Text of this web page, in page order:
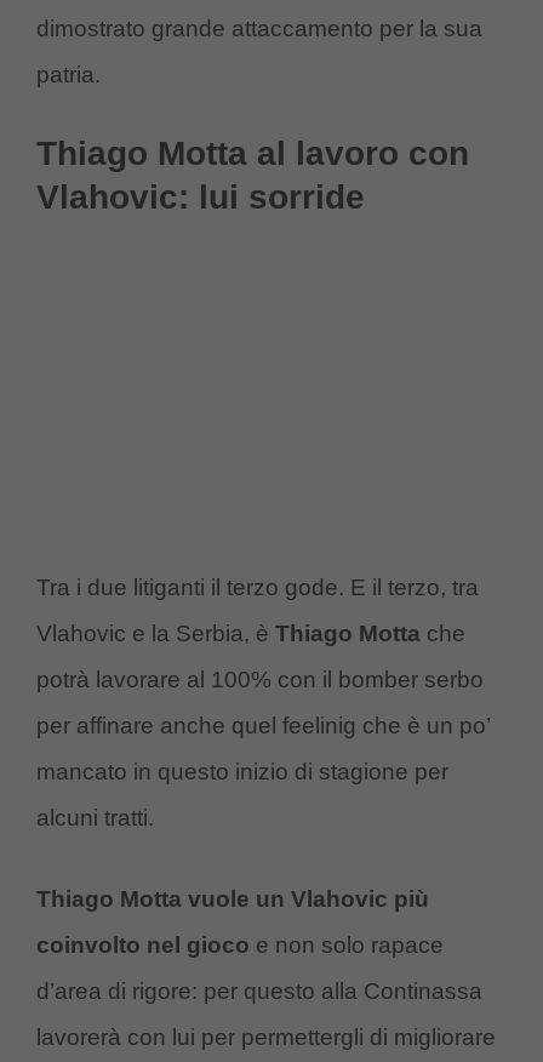
dimostrato grande attaccamento per la sua
patria.
Thiago Motta al lavoro con
Vlahovic: lui sorride
Tra i due litiganti il terzo gode. E il terzo, tra
Vlahovic e la Serbia, è Thiago Motta che
potrà lavorare al 100% con il bomber serbo
per affinare anche quel feelinig che è un po’
mancato in questo inizio di stagione per
alcuni tratti.
Thiago Motta vuole un Vlahovic più
coinvolto nel gioco e non solo rapace
d’area di rigore: per questo alla Continassa
lavorerà con lui per permettergli di migliorare